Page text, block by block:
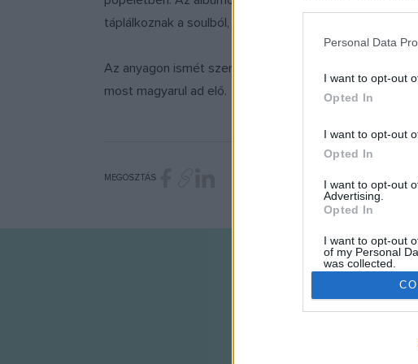
Personal Data
I want to opt-out
Opted In
I want to opt-out
Opted In
I want to opt-out
Advertising.
Opted In
I want to opt-out
of my Personal
was collected.
I want to allow
táplálkoznak a soulból, a jazzből, mint az R'n'B-ből.
Az anyagon ismét szerepel majd egy
most magyarul ad elő.
MEGOSZTÁS